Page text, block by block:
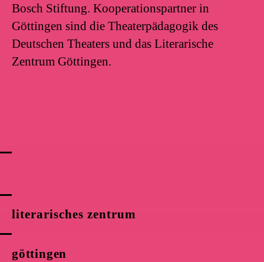
literarisches zentrum
göttingen
Bosch Stiftung. Kooperationspartner in
Göttingen sind die Theaterpädagogik des
Deutschen Theaters und das Literarische
Zentrum Göttingen.